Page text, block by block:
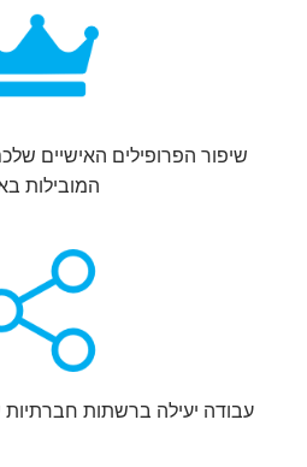
הפרופילים האישיים שלכם
המובילות בארץ
יעילה ברשתות חברתיות שתביא